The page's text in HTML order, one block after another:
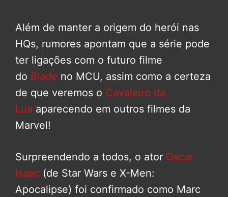
Além de manter a origem do herói nas
HQs, rumores apontam que a série pode
ter ligações com o futuro filme
do Blade no MCU, assim como a certeza
de que veremos o Cavaleiro da
Lua aparecendo em outros filmes da
Marvel!
Surpreendendo a todos, o ator Oscar
Isaac (de Star Wars e X-Men:
Apocalipse) foi confirmado como Marc